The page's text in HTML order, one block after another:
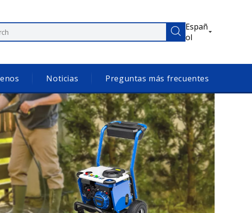
Españ
ol
Noticias Preguntas más frecuentes